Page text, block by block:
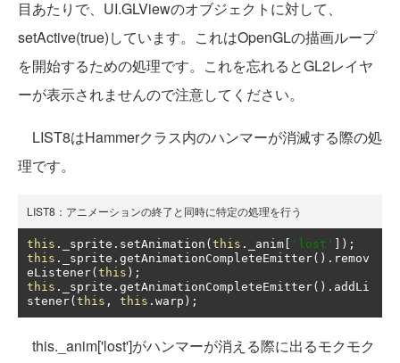
目あたりで、UI.GLViewのオブジェクトに対して、
setActive(true)しています。これはOpenGLの描画ループ
を開始するための処理です。これを忘れるとGL2レイヤ
ーが表示されませんので注意してください。
LIST8はHammerクラス内のハンマーが消滅する際の処
理です。
LIST8：アニメーションの終了と同時に特定の処理を行う
this . _sprite . setAnimation ( this . _anim 'lost'
]);
this . _sprite . getAnimationCompleteEmitter(). remov
eListener( this );
this . _sprite . getAnimationCompleteEmitter(). addLi
stener( this , this . warp );
this._anim['lost']がハンマーが消える際に出るモクモク